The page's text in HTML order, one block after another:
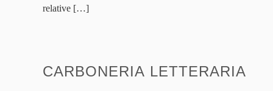
relative […]
CARBONERIA LETTERARIA